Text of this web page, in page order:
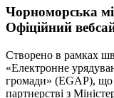
Чорноморська
Офіційний
Створено в рамках
«Електронне
громади» (EGAP), що
партнерстві з